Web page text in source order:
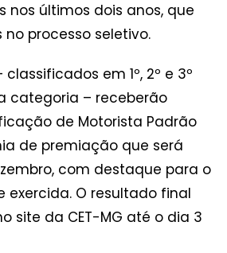
nos últimos dois anos, que
processo seletivo.
em 1º, 2º e 3º
categoria – receberão
de Motorista Padrão
de premiação que será
com destaque para o
exercida. O resultado final
site da CET-MG até o dia 3